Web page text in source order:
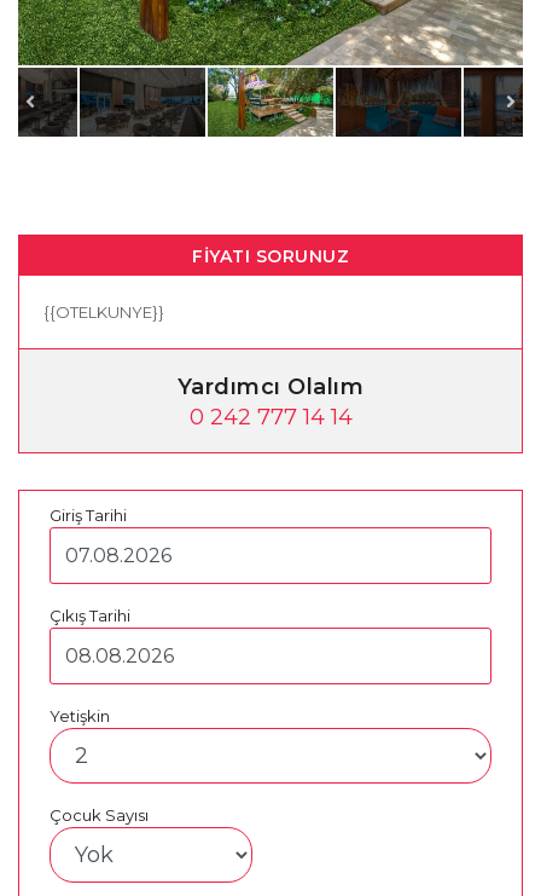
FIYATI SORUNUZ
{{OTELKUNYE}}
Yardımcı Olalım
0 242 777 14 14
Giriş Tarihi
Çıkış Tarihi
Yetişkin
Çocuk Sayısı